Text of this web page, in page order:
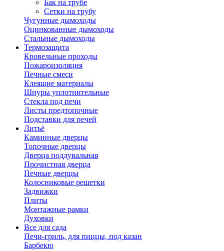
Бак на трубе
Сетки на трубу
Чугунные дымоходы
Оцинкованные дымоходы
Стальные дымоходы
Термозащита
Кровельные проходы
Пожароизоляция
Печные смеси
Клеящие материалы
Шнуры уплотнительные
Стекла под печи
Листы предтопочные
Подставки для печей
Литьё
Каминные дверцы
Топочные дверцы
Дверца поддувальная
Прочистная дверца
Печные дверцы
Колосниковые решетки
Задвижки
Плиты
Монтажные рамки
Духовки
Все для сада
Печи-гриль, для пиццы, под казан
Барбекю